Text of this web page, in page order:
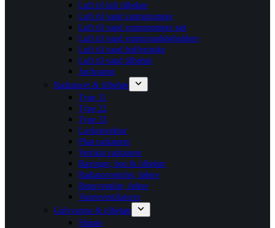
Luft til luft tilbehør
Luft til vand varmepumper
Luft til vand varmepumper sæt
Luft til vand varmtvandsbeholdere
Luft til vand buffertanke
Luft til vand tilbehør
Jordvarme
Radiatorer & tilbehør
Type 11
Type 22
Type 33
Lavkonvektor
Plan radiatorer
Vertikal radiatorer
Bæringer, ben & tilbehør
Radiatorventiler, følere
Returventiler, følere
Varmeventilatorer
Gulvvarme & tilbehør
Shunte